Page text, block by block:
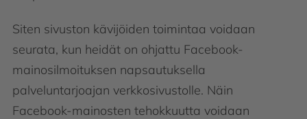
Siten sivuston kävijöiden toimintaa voidaan
seurata, kun heidät on ohjattu Facebook-
mainosilmoituksen napsautuksella
palveluntarjoajan verkkosivustolle. Näin
Facebook-mainosten tehokkuutta voidaan